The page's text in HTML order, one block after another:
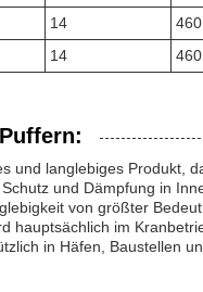
14 460
14 460
und langlebiges Produkt,
und Dämpfung in
von größter
hauptsächlich im
in Häfen, Baustellen